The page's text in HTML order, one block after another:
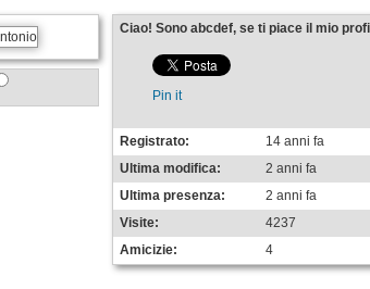
Ciao! Sono abcdef, se ti piace il mio
Pin it
Registrato:
14 anni fa
Ultima modifica:
2 anni fa
Ultima presenza:
2 anni fa
Visite:
4237
Amicizie:
4